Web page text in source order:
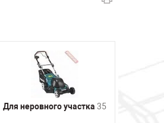
Для неровного участка 35